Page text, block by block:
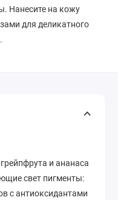
Нанесите на кожу
для деликатного
и ананаса
свет пигменты:
с антиоксидантами